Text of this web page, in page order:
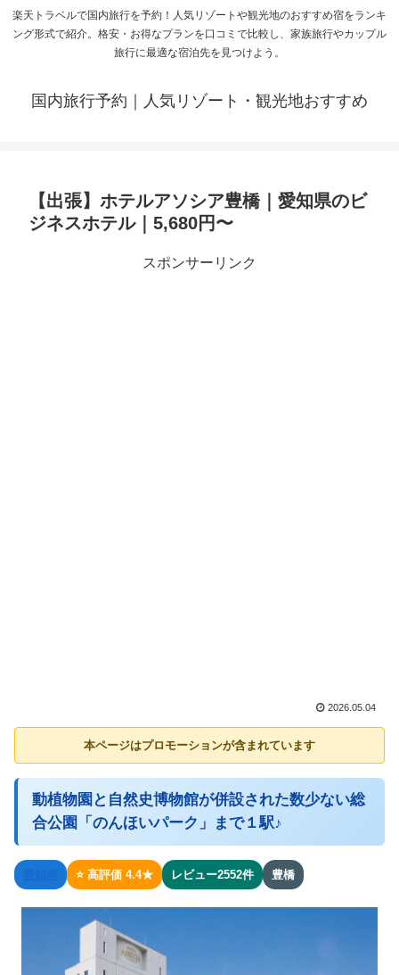
楽天トラベルで国内旅行を予約！人気リゾートや観光地のおすすめ宿をランキ
ング形式で紹介。格安・お得なプランを口コミで比較し、家族旅行やカップル
旅行に最適な宿泊先を見つけよう。
国内旅行予約｜人気リゾート・観光地おすすめ
【出張】ホテルアソシア豊橋｜愛知県のビ
ジネスホテル｜5,680円〜
スポンサーリンク
2026.05.04
本ページはプロモーションが含まれています
動植物園と自然史博物館が併設された数少ない総
合公園「のんほいパーク」まで１駅♪
⭐ 高評価 4.4★ レビュー2552件 豊橋